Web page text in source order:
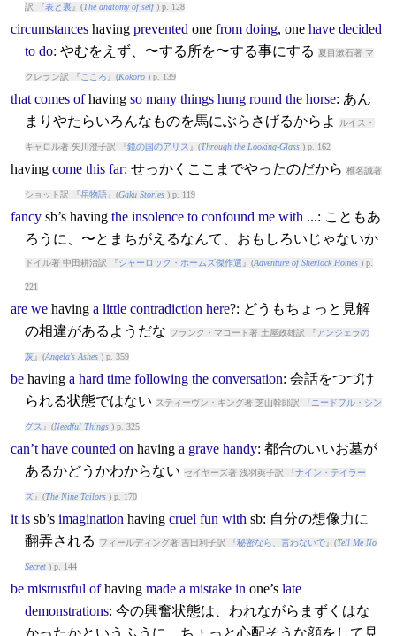
訳 『表と裏』(The anatomy of self) p. 128
circumstances having prevented one from doing, one have decided
to do: やむをえず、〜する所を〜する事にする 夏目漱石著 マ
クレラン訳 『 こころ 』(Kokoro) p. 139
that comes of having so many things hung round the horse: あん
まりやたらいろんなものを馬にぶらさげるからよ
ルイス・
キャロル著 矢川澄子訳 『鏡の国のアリス 』(Through the Looking-Glass) p. 162
having come this far: せっかくここまでやったのだから 椎名誠著
ショット訳 『岳物語』(Gaku Stories) p. 119
fancysb’s having the insolence to confound me with ...: こともあ
ろうに、〜とまちがえるなんて、おもしろいじゃないか
ドイル著 中田耕治訳 『シャーロック・ホームズ傑作選 』(Adventure of Sherlock Homes) p.
221
are we having a little contradiction here?: どうもちょっと見解
の相違があるようだな フランク・マコート著 土屋政雄訳 『アンジェラの
灰』(Angela's Ashes) p. 359
be having a hard time following the conversation: 会話をつづけ
られる状態ではない
スティーヴン・キング著 芝山幹郎訳 『 ニードフル・シン
グス 』(Needful Things) p. 325
can’t have counted on having a grave handy: 都合のいいお墓が
あるかどうかわからない セイヤーズ著 浅羽莢子訳 『ナイン・テイラー
ズ』(The Nine Tailors) p. 170
it issb’s imagination having cruel fun with sb: 自分の想像力に
翻弄される
フィールディング著 吉田利子訳 『秘密なら、言わないで』(Tell Me No
Secret) p. 144
be mistrustful of having made a mistake in one’s late
demonstrations: 今の興奮状態は、われながらまずくはな
かったかというふうに、ちょっと心配そうな顔をして見